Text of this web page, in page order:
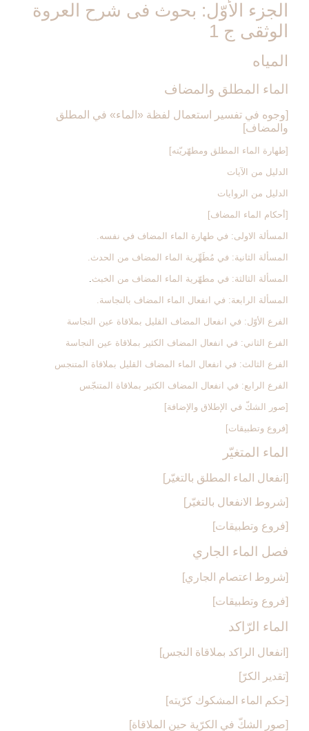
الجزء الأوّل: بحوث فى شرح العروة
الوثقى ج 1
المياه‏
الماء المطلق والمضاف‏
[وجوه في تفسير استعمال لفظة «الماء» في المطلق
والمضاف‏]
[طهارة الماء المطلق ومطهّريّته‏]
الدليل من الآيات
الدليل من الروايات
[أحكام الماء المضاف‏]
المسألة الاولى: في طهارة الماء المضاف في نفسه.
المسألة الثانية: في مُطَهِّرية الماء المضاف من الحدث.
المسألة الثالثة: في مطهّرية الماء المضاف من الخبث.
المسألة الرابعة: في انفعال الماء المضاف بالنجاسة.
الفرع الأوّل: في انفعال المضاف القليل بملاقاة عين النجاسة
الفرع الثاني: في انفعال المضاف الكثير بملاقاة عين النجاسة
الفرع الثالث: في انفعال الماء المضاف القليل بملاقاة المتنجس
الفرع الرابع: في انفعال المضاف الكثير بملاقاة المتنجّس
[صور الشكّ في الإطلاق والإضافة]
[فروع وتطبيقات‏]
الماء المتغيّر
[انفعال الماء المطلق بالتغيّر]
[شروط الانفعال بالتغيّر]
[فروع وتطبيقات‏]
فصل الماء الجاري‏
[شروط اعتصام الجاري‏]
[فروع وتطبيقات‏]
الماء الرّاكد
[انفعال الراكد بملاقاة النجس‏]
[تقدير الكرّ]
[حكم الماء المشكوك كرّيته‏]
[صور الشكّ في الكرّية حين الملاقاة]